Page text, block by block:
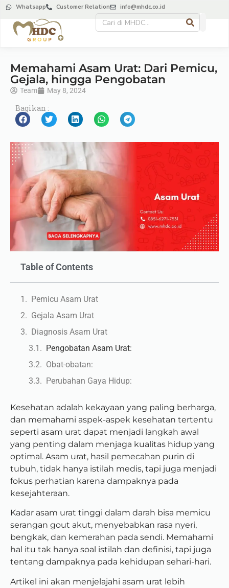
Whatsapp Customer Relation info@mhdc.co.id
Memahami Asam Urat: Dari Pemicu,
Gejala, hingga Pengobatan
Team May 8, 2024
Bagikan :
Table of Contents
Pemicu Asam Urat
Gejala Asam Urat
Diagnosis Asam Urat
Pengobatan Asam Urat:
Obat-obatan:
Perubahan Gaya Hidup:
Kesehatan adalah kekayaan yang paling berharga,
dan memahami aspek-aspek kesehatan tertentu
seperti asam urat dapat menjadi langkah awal
yang penting dalam menjaga kualitas hidup yang
optimal. Asam urat, hasil pemecahan purin di
tubuh, tidak hanya istilah medis, tapi juga menjadi
fokus perhatian karena dampaknya pada
kesejahteraan.
Kadar asam urat tinggi dalam darah bisa memicu
serangan gout akut, menyebabkan rasa nyeri,
bengkak, dan kemerahan pada sendi. Memahami
hal itu tak hanya soal istilah dan definisi, tapi juga
tentang dampaknya pada kehidupan sehari-hari.
Artikel ini akan menjelajahi asam urat lebih